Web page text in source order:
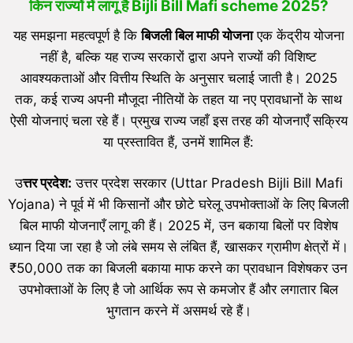
किन राज्यों में लागू है Bijli Bill Mafi scheme 2025?
यह समझना महत्वपूर्ण है किबिजली बिल माफी योजनाएक केंद्रीय योजना
नहीं है, बल्कि यह राज्य सरकारों द्वारा अपने राज्यों की विशिष्ट
आवश्यकताओं और वित्तीय स्थिति के अनुसार चलाई जाती है। 2025
तक, कई राज्य अपनी मौजूदा नीतियों के तहत या नए प्रावधानों के साथ
ऐसी योजनाएं चला रहे हैं। प्रमुख राज्य जहाँ इस तरह की योजनाएँ सक्रिय
या प्रस्तावित हैं, उनमें शामिल हैं:
उत्तर प्रदेश: उत्तर प्रदेश सरकार (Uttar Pradesh Bijli Bill Mafi
Yojana) ने पूर्व में भी किसानों और छोटे घरेलू उपभोक्ताओं के लिए बिजली
बिल माफी योजनाएँ लागू की हैं। 2025 में, उन बकाया बिलों पर विशेष
ध्यान दिया जा रहा है जो लंबे समय से लंबित हैं, खासकर ग्रामीण क्षेत्रों में।
₹50,000 तक का बिजली बकाया माफ करने का प्रावधान विशेषकर उन
उपभोक्ताओं के लिए है जो आर्थिक रूप से कमजोर हैं और लगातार बिल
भुगतान करने में असमर्थ रहे हैं।